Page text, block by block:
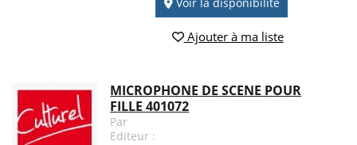
Ajouter à ma liste
MICROPHONE DE SCENE POUR
FILLE 401072
Par
Editeur :